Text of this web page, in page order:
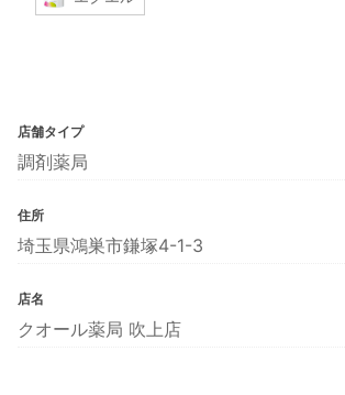
店舗タイプ
調剤薬局
住所
埼玉県鴻巣市鎌塚4-1-3
店名
クオール薬局 吹上店